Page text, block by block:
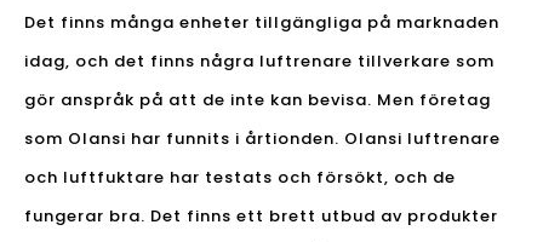
Det finns många enheter tillgängliga på marknaden
idag, och det finns några luftrenare tillverkare som
gör anspråk på att de inte kan bevisa. Men företag
som Olansi har funnits i årtionden. Olansi luftrenare
och luftfuktare har testats och försökt, och de
fungerar bra. Det finns ett brett utbud av produkter